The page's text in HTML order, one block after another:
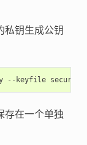
私钥生成公钥
--keyfile
存在一个单独